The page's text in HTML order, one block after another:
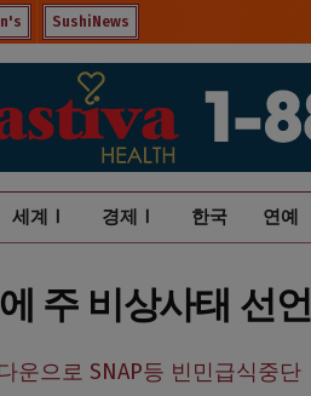
SushiNews
세계Ⅰ 경제Ⅰ 한국 연예
주 비상사태 선언
운으로 SNAP등 빈민급식중단